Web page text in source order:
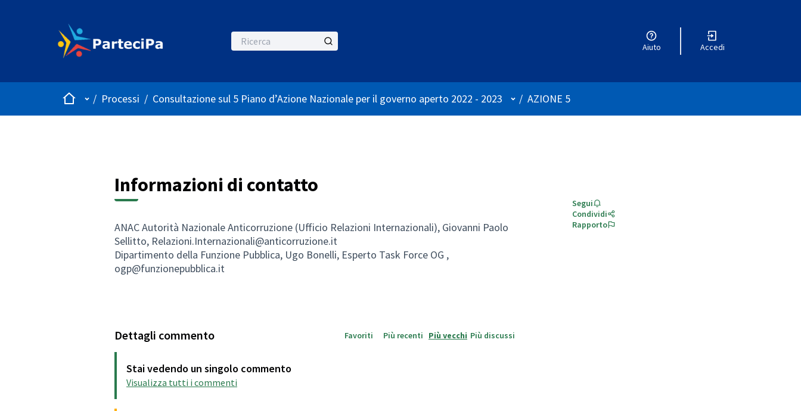
Aiuto Accedi
HomeMenù principale
/ Processi / Consultazione sul 5 Piano d’Azione Nazionale per il governo aperto 2022 - 2023 Menù utente
/ AZIONE 5
Informazioni di contatto
ANAC Autorità Nazionale Anticorruzione (Ufficio Relazioni Internazionali), Giovanni Paolo
Sellitto, Relazioni.Internazionali@anticorruzione.it
Dipartimento della Funzione Pubblica, Ugo Bonelli, Esperto Task Force OG ,
ogp@funzionepubblica.it
Segui
Condividi
Rapporto
Dettagli commento Favoriti Più recenti Più vecchi Più discussi
Stai vedendo un singolo commento
Visualizza tutti i commenti